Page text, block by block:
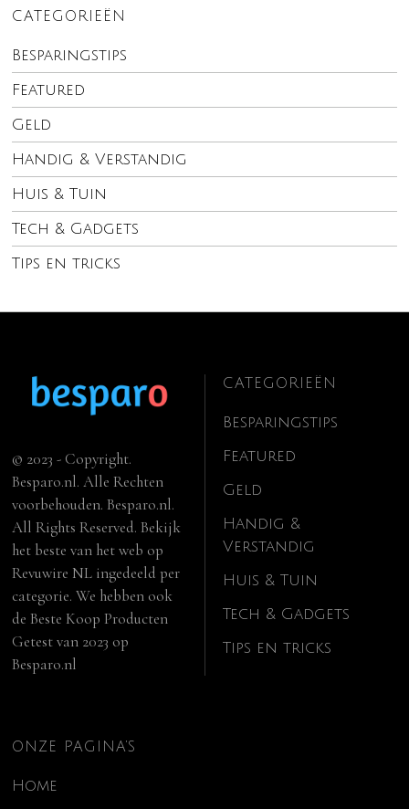
CATEGORIEËN
Besparingstips
Featured
Geld
Handig & Verstandig
Huis & Tuin
Tech & Gadgets
Tips en tricks
© 2023 - Copyright.
Besparo.nl. Alle Rechten
voorbehouden. Besparo.nl.
All Rights Reserved. Bekijk
het beste van het web op
Revuwire NL ingedeeld per
categorie. We hebben ook
deBeste Koop Producten
Getest van 2023 op
Besparo.nl
CATEGORIEËN
Besparingstips
Featured
Geld
Handig &
Verstandig
Huis & Tuin
Tech & Gadgets
Tips en tricks
ONZE PAGINA’S
Home